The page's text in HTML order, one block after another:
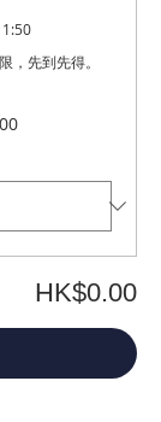
，先到先得。
HK$0.00